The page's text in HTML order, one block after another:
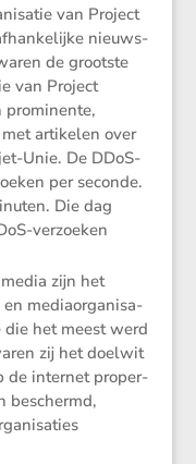
van Project
nieuws­
de grootste
van Project
promi­nente,
artikelen over
Unie. De DDoS-
per seconde.
Die dag
verzoeken
zijn het
en media­or­ga­ni­sa­
het meest werd
zij het doelwit
de internet proper­
beschermd,